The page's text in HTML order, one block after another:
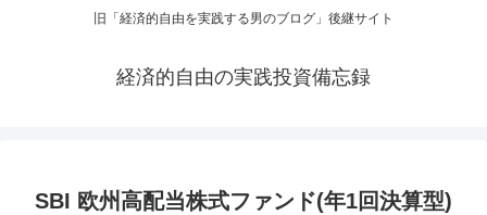
旧「経済的自由を実践する男のブログ」後継サイト
経済的自由の実践投資備忘録
SBI 欧州高配当株式ファンド(年1回決算型)